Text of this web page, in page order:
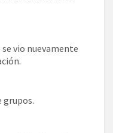
vio nuevamente
grupos.